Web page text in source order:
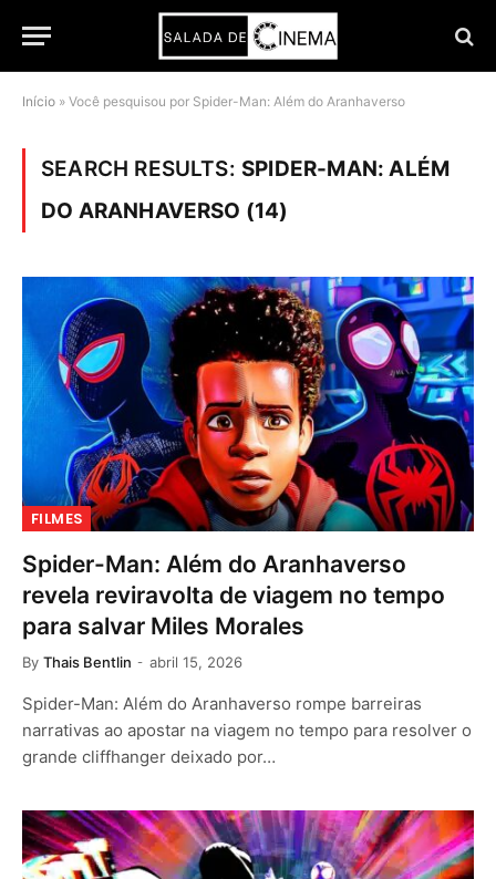
Início » Você pesquisou por Spider-Man: Além do Aranhaverso
SEARCH RESULTS: SPIDER-MAN: ALÉM
DO ARANHAVERSO (14)
FILMES
Spider-Man: Além do Aranhaverso
revela reviravolta de viagem no tempo
para salvar Miles Morales
By Thais Bentlin abril 15, 2026
Spider-Man: Além do Aranhaverso rompe barreiras
narrativas ao apostar na viagem no tempo para resolver o
grande cliffhanger deixado por…